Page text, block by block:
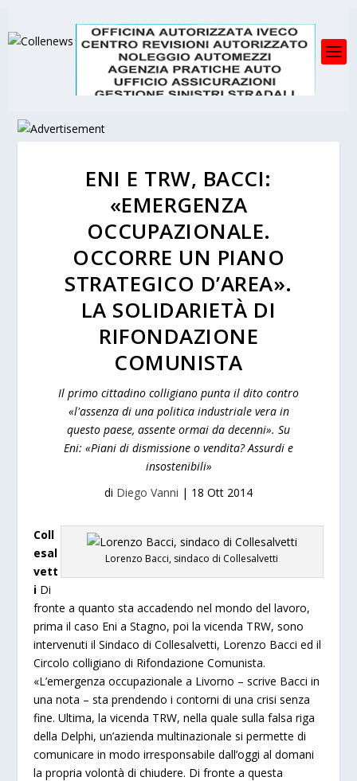
ENI E TRW, BACCI:
«EMERGENZA
OCCUPAZIONALE.
OCCORRE UN PIANO
STRATEGICO D’AREA».
LA SOLIDARIETÀ DI
RIFONDAZIONE
COMUNISTA
Il primo cittadino colligiano punta il dito contro
«l'assenza di una politica industriale vera in
questo paese, assente ormai da decenni». Su
Eni: «Piani di dismissione o vendita? Assurdi e
insostenibili»
di Diego Vanni | 18 Ott 2014
Lorenzo Bacci, sindaco di Collesalvetti
Coll
esal
vett
i Di
fronte a quanto sta accadendo nel mondo del lavoro,
prima il caso Eni a Stagno, poi la vicenda TRW, sono
intervenuti il Sindaco di Collesalvetti, Lorenzo Bacci ed il
Circolo colligiano di Rifondazione Comunista.
«L’emergenza occupazionale a Livorno – scrive Bacci in
una nota – sta prendendo i contorni di una crisi senza
fine. Ultima, la vicenda TRW, nella quale sulla falsa riga
della Delphi, un’azienda multinazionale si permette di
comunicare in modo irresponsabile dall’oggi al domani
la propria volontà di chiudere. Di fronte a questa